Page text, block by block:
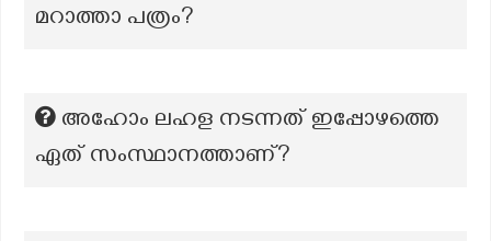
മറാത്താ പത്രം?
അഹോം ലഹള നടന്നത് ഇപ്പോഴത്തെ
ഏത് സംസ്ഥാനത്താണ്?